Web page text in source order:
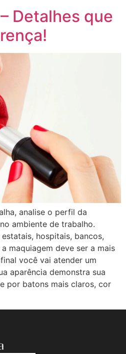
Detalhes que
analise o perfil da
ambiente de trabalho.
hospitais, bancos,
maquiagem deve ser a mais
você vai atender um
aparência demonstra sua
por batons mais claros, cor